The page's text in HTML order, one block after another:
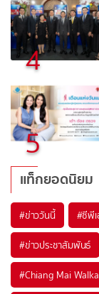
4
5
แท็กยอดนิยม
#ข่าววันนี้ #ซีพี
#ข่าวประชาสัมพันธ์
#Chiang Mai